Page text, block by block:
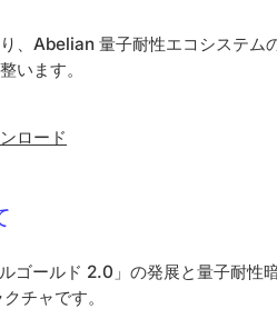
、Abelian 量子耐性エコシステ
います。
ロード
ゴールド 2.0」の発展と量子耐性
チャです。